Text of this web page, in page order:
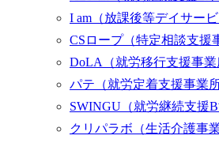
I am （放課後等デイサービ
CSロープ（特定相談支援
DoLA
（就労移行支援事業
パテ （就労定着支援事業所
SWINGU （就労継続支援
クリパラボ （生活介護事